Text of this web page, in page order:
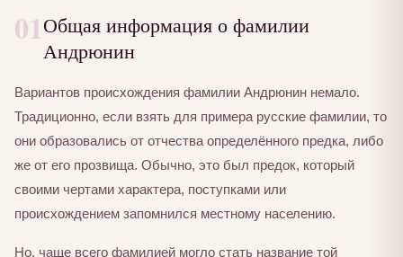
01Общая информация о фамилии
Андрюнин
Вариантов происхождения фамилии Андрюнин немало.
Традиционно, если взять для примера русские фамилии, то
они образовались от отчества определённого предка, либо
же от его прозвища. Обычно, это был предок, который
своими чертами характера, поступками или
происхождением запомнился местному населению.
Но, чаще всего фамилией могло стать название той